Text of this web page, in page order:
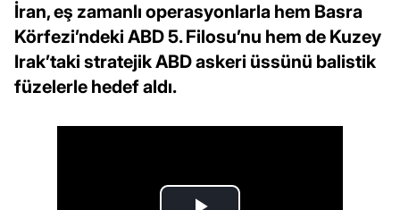
İran, eş zamanlı operasyonlarla hem Basra
Körfezi’ndeki ABD 5. Filosu’nu hem de Kuzey
Irak’taki stratejik ABD askeri üssünü balistik
füzelerle hedef aldı.